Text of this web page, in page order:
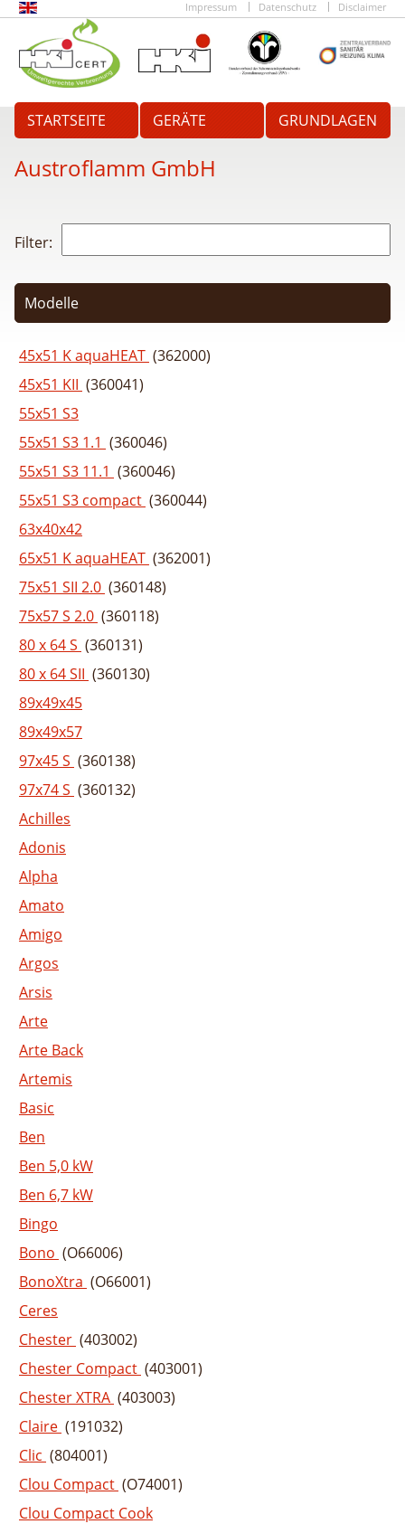
Impressum Datenschutz Disclaimer
STARTSEITE GERÄTE GRUNDLAGEN
Austroflamm GmbH
Filter:
Modelle
45x51 K aquaHEAT (362000)
45x51 KII (360041)
55x51 S3
55x51 S3 1.1 (360046)
55x51 S3 11.1 (360046)
55x51 S3 compact (360044)
63x40x42
65x51 K aquaHEAT (362001)
75x51 SII 2.0 (360148)
75x57 S 2.0 (360118)
80 x 64 S (360131)
80 x 64 SII (360130)
89x49x45
89x49x57
97x45 S (360138)
97x74 S (360132)
Achilles
Adonis
Alpha
Amato
Amigo
Argos
Arsis
Arte
Arte Back
Artemis
Basic
Ben
Ben 5,0 kW
Ben 6,7 kW
Bingo
Bono (O66006)
BonoXtra (O66001)
Ceres
Chester (403002)
Chester Compact (403001)
Chester XTRA (403003)
Claire (191032)
Clic (804001)
Clou Compact (O74001)
Clou Compact Cook